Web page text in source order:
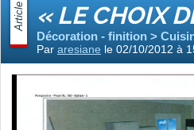
Article « LE CHOIX
Décoration - finition >
Par aresiane le 02/10/2012 à